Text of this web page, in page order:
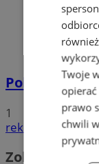
Policyjna
1
reklama
Zobacz
Twoje
prawo
chwili